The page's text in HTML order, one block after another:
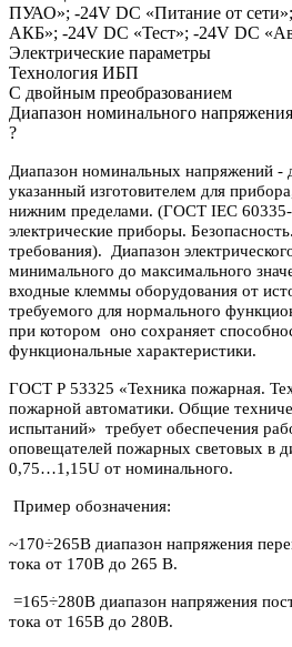
ПУАО»; -24V DC «Питание от
АКБ»; -24V DC «Тест»; -24V DC
Электрические параметры
Технология ИБП
С двойным преобразованием
Диапазон номинального
?
Диапазон номинальных напряжений -
указанный изготовителем для
нижним пределами. (ГОСТ IEC
электрические приборы.
требования). Диапазон
минимального до максимального
входные клеммы оборудования от
требуемого для нормального
при котором оно сохраняет
функциональные характеристики.
ГОСТ Р 53325 «Техника пожарная.
пожарной автоматики. Общие
испытаний» требует обеспечения
оповещателей пожарных световых в
0,75…1,15U от номинального.
Пример обозначения:
~170÷265В диапазон напряжения
тока от 170В до 265 В.
=165÷280В диапазон напряжения
тока от 165В до 280В.